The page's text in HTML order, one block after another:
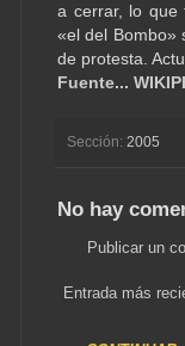
a cerrar, lo que
«el del Bombo»
de protesta.
Fuente...
Sección: 2005
No hay
Publicar un
Entrada más